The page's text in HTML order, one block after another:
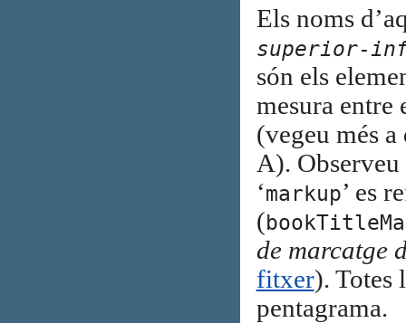
Els noms
superior-
són els
mesura entre
(vegeu més
A). Observeu
‘markup’ es
(
de marcatge
fitxer). Totes
pentagrama.